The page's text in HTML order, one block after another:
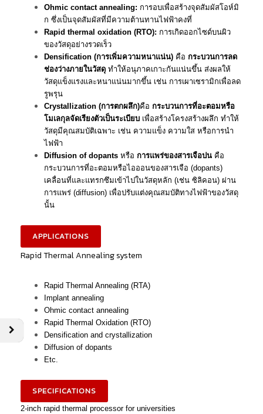
Ohmic contact annealing: การอบเพื่อสร้างจุดสัมผัสโอห์มิ
ก ซึ่งเป็นจุดสัมผัสที่มีความต้านทานไฟฟ้าคงที่
Rapid thermal oxidation (RTO): การเกิดออกไซด์บนผิว
ของวัสดุอย่างรวดเร็ว
Densification (การเพิ่มความหนาแน่น) คือ กระบวนการลด
ช่องว่างภายในวัสดุ ทำให้อนุภาคเกาะกันแน่นขึ้น ส่งผลให้
วัสดุแข็งแรงและหนาแน่นมากขึ้น เช่น การเผาเซรามิกเพื่อลด
รูพรุน
Crystallization (การตกผลึก)คือ กระบวนการที่อะตอมหรือ
โมเลกุลจัดเรียงตัวเป็นระเบียบ เพื่อสร้างโครงสร้างผลึก ทำให้
วัสดุมีคุณสมบัติเฉพาะ เช่น ความแข็ง ความใส หรือการนำ
ไฟฟ้า
Diffusion of dopants หรือ การแพร่ของสารเจือปน คือ
กระบวนการที่อะตอมหรือไอออนของสารเจือ (dopants)
เคลื่อนที่และแทรกซึมเข้าไปในวัสดุหลัก (เช่น ซิลิคอน) ผ่าน
การแพร่ (diffusion) เพื่อปรับแต่งคุณสมบัติทางไฟฟ้าของวัสดุ
นั้น
APPLICATIONS
Rapid Thermal Annealing system
Rapid Thermal Annealing (RTA)
Implant annealing
Ohmic contact annealing
Rapid Thermal Oxidation (RTO)
Densification and crystallization
Diffusion of dopants
Etc.
SPECIFICATIONS
2-inch rapid thermal processor for universities